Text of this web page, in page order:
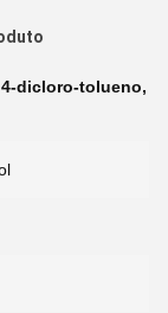
4-dicloro-tolueno,